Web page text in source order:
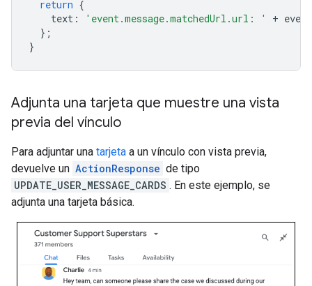
return {
text : 'event.message.matchedUrl.url: ' + event
};
}
Adjunta una tarjeta que muestre una vista
previa del vínculo
Para adjuntar una tarjeta a un vínculo con vista previa,
devuelve un ActionResponse de tipo
UPDATE_USER_MESSAGE_CARDS . En este ejemplo, se
adjunta una tarjeta básica.